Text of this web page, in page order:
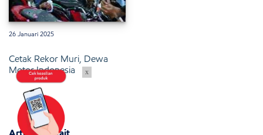
26 Januari 2025
Cetak Rekor Muri, Dewa
Motor Indonesia
x